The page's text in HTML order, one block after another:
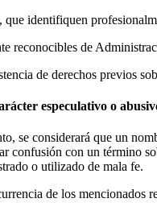
identifiquen
reconocibles de
de derechos previos
especulativo o
se considerará que un
confusión con un término
o utilizado de mala fe.
de los mencionados